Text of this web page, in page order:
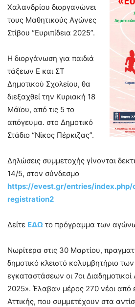
Χαλανδρίου διοργανώνει
τους Μαθητικούς Αγώνες
Στίβου “Ευριπίδεια 2025”.
Η διοργάνωση για παιδιά
τάξεων Ε και ΣΤ
Δημοτικού Σχολείου, θα
διεξαχθεί την Κυριακή 18
Μάϊου, από τις 5 το
απόγευμα. στο Δημοτικό
Στάδιο “Νίκος Πέρκιζας”.
Δηλώσεις συμμετοχής γίνονται
14/5, στον σύνδεσμο
https://evest.gr/entries/index.php/
registration2
Δείτε ΕΔΩ το πρόγραμμα των
Νωρίτερα στις 30 Μαρτίου,
δημοτικό κλειστό κολυμβητήριο των
εγκαταστάσεων οι 7οι Διαδημοτικοί
2025». Έλαβαν μέρος 270 νέοι από
Αττικής, που συμμετέχουν στα